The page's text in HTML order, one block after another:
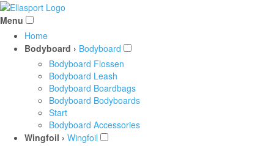
Menu
Home
Bodyboard › Bodyboard
Bodyboard Flossen
Bodyboard Leash
Bodyboard Boardbags
Bodyboard Bodyboards
Start
Bodyboard Accessories
Wingfoil › Wingfoil